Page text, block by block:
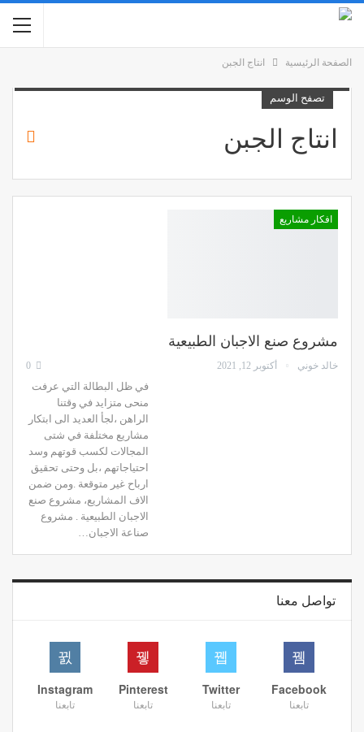
الصفحة الرئيسية انتاج الجبن
تصفح الوسم
انتاج الجبن
افكار مشاريع
مشروع صنع الاجبان الطبيعية
خالد خوني أكتوبر 12, 2021
في ظل البطالة التي عرفت
منحى متزايد في وقتنا
الراهن ،لجأ العديد الى ابتكار
مشاريع مختلفة في شتى
المجالات لكسب قوتهم وسد
احتياجاتهم ،بل وحتى تحقيق
ارباح غير متوقعة .ومن ضمن
الاف المشاريع، مشروع صنع
الاجبان الطبيعية . مشروع
صناعة الاجبان…
تواصل معنا
Facebook
تابعنا
Twitter
تابعنا
Pinterest
تابعنا
Instagram
تابعنا